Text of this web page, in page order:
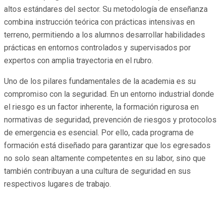
altos estándares del sector. Su metodología de enseñanza
combina instrucción teórica con prácticas intensivas en
terreno, permitiendo a los alumnos desarrollar habilidades
prácticas en entornos controlados y supervisados por
expertos con amplia trayectoria en el rubro.
Uno de los pilares fundamentales de la academia es su
compromiso con la seguridad. En un entorno industrial donde
el riesgo es un factor inherente, la formación rigurosa en
normativas de seguridad, prevención de riesgos y protocolos
de emergencia es esencial. Por ello, cada programa de
formación está diseñado para garantizar que los egresados
no solo sean altamente competentes en su labor, sino que
también contribuyan a una cultura de seguridad en sus
respectivos lugares de trabajo.